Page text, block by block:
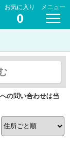
お気に入り
0
メニュー
の問い合わせは当